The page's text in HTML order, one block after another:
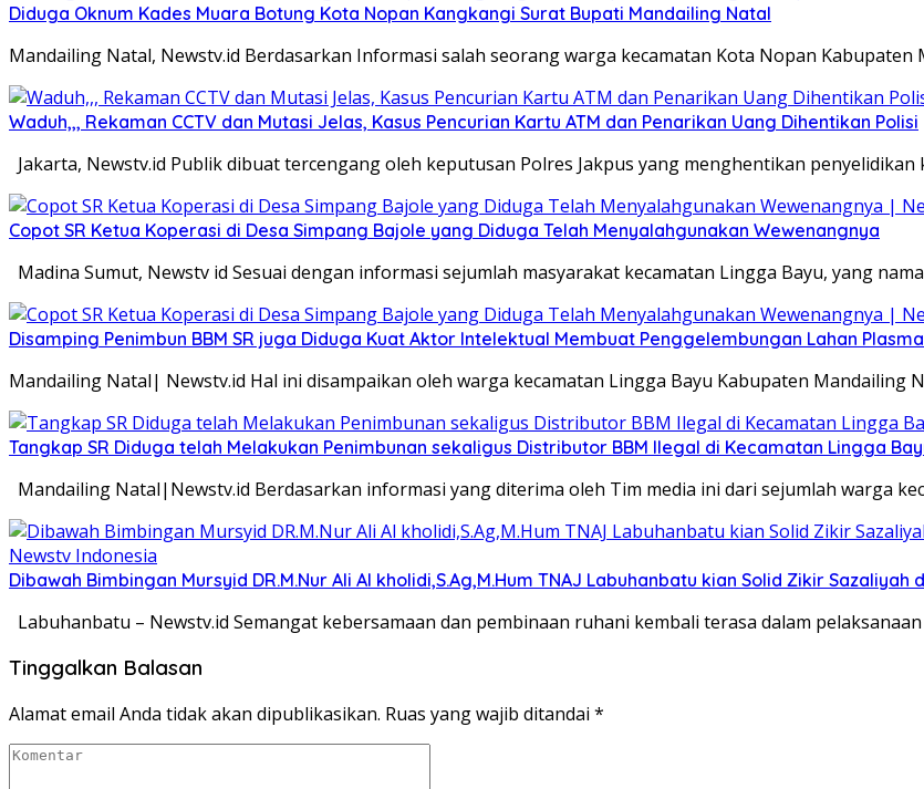
Diduga Oknum Kades Muara Botung Kota Nopan Kangkangi Surat Bupati Mandailing Natal
Mandailing Natal, Newstv.id Berdasarkan Informasi salah seorang warga kecamatan Kota Nopan
Waduh,,, Rekaman CCTV dan Mutasi Jelas, Kasus Pencurian Kartu ATM dan Penarikan Uang Dihentikan Polisi
Jakarta, Newstv.id Publik dibuat tercengang oleh keputusan Polres Jakpus yang menghentikan penyelidikan
Copot SR Ketua Koperasi di Desa Simpang Bajole yang Diduga Telah Menyalahgunakan Wewenangnya
Madina Sumut, Newstv id Sesuai dengan informasi sejumlah masyarakat kecamatan Lingga Bayu, yang
Disamping Penimbun BBM SR juga Diduga Kuat Aktor Intelektual Membuat Penggelembungan Lahan
Mandailing Natal| Newstv.id Hal ini disampaikan oleh warga kecamatan Lingga Bayu Kabupaten Mandailing
Tangkap SR Diduga telah Melakukan Penimbunan sekaligus Distributor BBM Ilegal di Kecamatan Lingga
Mandailing Natal|Newstv.id Berdasarkan informasi yang diterima oleh Tim media ini dari sejumlah warga
Dibawah Bimbingan Mursyid DR.M.Nur Ali Al kholidi,S.Ag,M.Hum TNAJ Labuhanbatu kian Solid Zikir
Labuhanbatu – Newstv.id Semangat kebersamaan dan pembinaan ruhani kembali terasa dalam
Tinggalkan Balasan
Alamat email Anda tidak akan dipublikasikan. Ruas yang wajib ditandai *